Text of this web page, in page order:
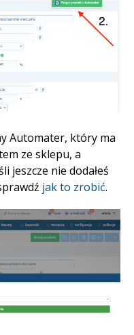
Automater, który ma
ze sklepu, a
jeszcze nie dodałeś
jak to zrobić.